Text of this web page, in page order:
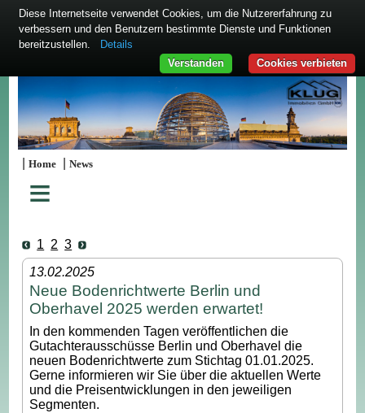
|Home |News
≡
1 2 3
13.02.2025
Neue Bodenrichtwerte Berlin und
Oberhavel 2025 werden erwartet!
In den kommenden Tagen veröffentlichen die
Gutachterausschüsse Berlin und Oberhavel die
neuen Bodenrichtwerte zum Stichtag 01.01.2025.
Gerne informieren wir Sie über die aktuellen Werte
und die Preisentwicklungen in den jeweiligen
Segmenten.
Diese Internetseite verwendet Cookies, um die Nutzererfahrung zu
verbessern und den Benutzern bestimmte Dienste und Funktionen
bereitzustellen.
Details
Cookies verbieten
Verstanden